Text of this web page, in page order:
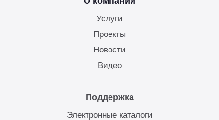
Услуги
Проекты
Новости
Видео
Поддержка
Электронные каталоги